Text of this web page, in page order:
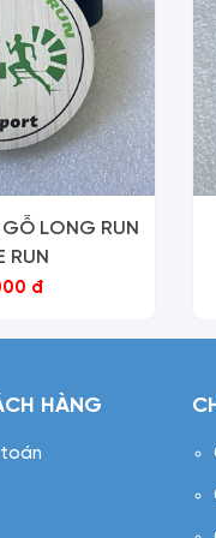
LONG RUN
RUN
đ
HÀNG
toán